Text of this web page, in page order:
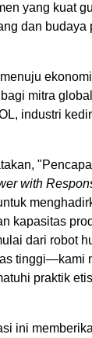
yang kuat
dan budaya
mitra
industri
with
kapasitas
dari robot
tinggi—kami
praktik
ini